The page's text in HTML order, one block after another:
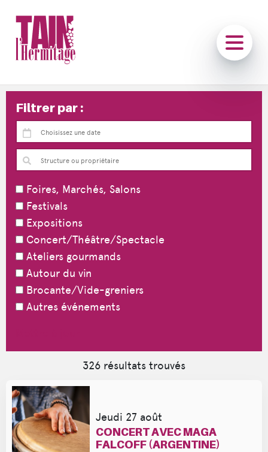
Filtrer par :
Foires, Marchés, Salons
Festivals
Expositions
Concert/Théâtre/Spectacle
Ateliers gourmands
Autour du vin
Brocante/Vide-greniers
Autres événements
326 résultats trouvés
Jeudi 27 août
CONCERT AVEC MAGA
FALCOFF (ARGENTINE)